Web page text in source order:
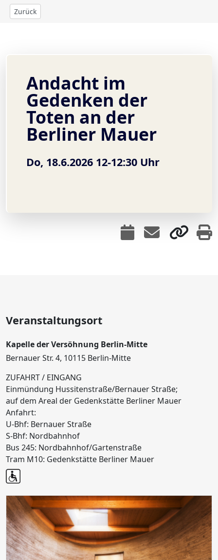
Zurück
Andacht im
Gedenken der
Toten an der
Berliner Mauer
Do, 18.6.2026 12-12:30 Uhr
Veranstaltungsort
Kapelle der Versöhnung Berlin-Mitte
Bernauer Str. 4, 10115 Berlin-Mitte
ZUFAHRT / EINGANG
Einmündung Hussitenstraße/Bernauer Straße;
auf dem Areal der Gedenkstätte Berliner Mauer
Anfahrt:
U-Bhf: Bernauer Straße
S-Bhf: Nordbahnhof
Bus 245: Nordbahnhof/Gartenstraße
Tram M10: Gedenkstätte Berliner Mauer